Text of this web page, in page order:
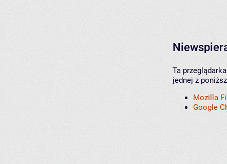
Ta
jednej z
Mozilla
Google